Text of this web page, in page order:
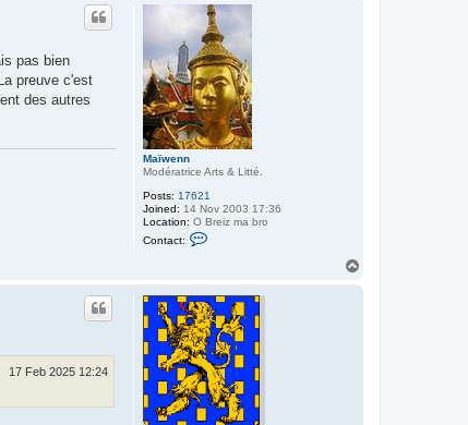
c
t
M
a
ï
w
e
n
n
Maïwenn
Modératrice Arts & Litté.
Posts: 17621
Joined: 14 Nov 2003 17:36
Location: O Breiz ma bro
Contact:
a
c
t
M
a
ï
w
e
n
n
pas bien
preuve c'est
des autres
17 Feb 2025 12:24